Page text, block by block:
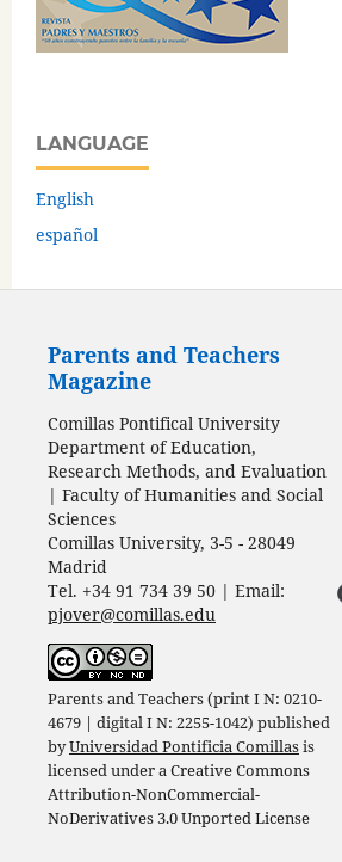
LANGUAGE
English
español
Parents and Teachers
Magazine
Comillas Pontifical University
Department of Education,
Research Methods, and Evaluation
| Faculty of Humanities and Social
Sciences
Comillas University, 3-5 - 28049
Madrid
Tel. +34 91 734 39 50 | Email:
pjover@comillas.edu
Parents and Teachers (print I N: 0210-
4679 | digital I N: 2255-1042) published
byUniversidad Pontificia Comillasis
licensed under aCreative Commons
Attribution-NonCommercial-
NoDerivatives 3.0 Unported License